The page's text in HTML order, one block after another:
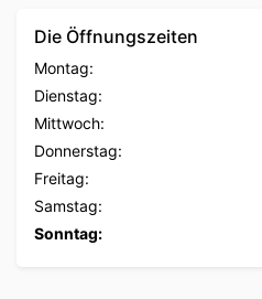
Die Öffnungszeiten
Montag:
Dienstag:
Mittwoch:
Donnerstag:
Freitag:
Samstag:
Sonntag: